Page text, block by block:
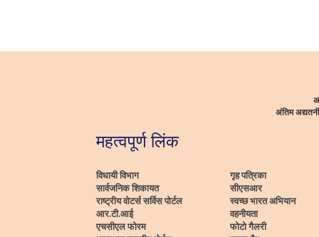
अंतिम
महत्वपूर्ण लिंक
विधायी विभाग
सार्वजनिक शिकायत
राष्ट्रीय वोटर्स सर्विस पोर्टल
आर.टी.आई
एचसीएल फोरम
गृह पत्रिका
सीएसआर
स्वच्छ भारत अभियान
वहनीयता
फोटो गैलरी